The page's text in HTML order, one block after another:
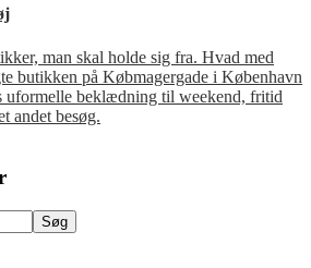
man skal holde sig fra. Hvad med
butikken på Købmagergade i København
uformelle beklædning til weekend, fritid
andet besøg.